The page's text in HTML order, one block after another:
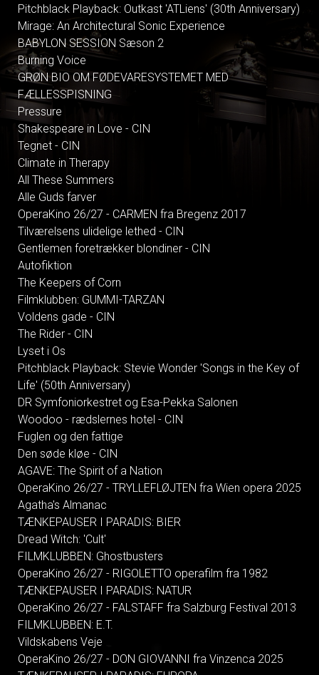
Pitchblack Playback: Outkast 'ATLiens' (30th Anniversary)
Mirage: An Architectural Sonic Experience
BABYLON SESSION Sæson 2
Burning Voice
GRØN BIO OM FØDEVARESYSTEMET MED
FÆLLESSPISNING
Pressure
Shakespeare in Love - CIN
Tegnet - CIN
Climate in Therapy
All These Summers
Alle Guds farver
OperaKino 26/27 - CARMEN fra Bregenz 2017
Tilværelsens ulidelige lethed - CIN
Gentlemen foretrækker blondiner - CIN
Autofiktion
The Keepers of Corn
Filmklubben: GUMMI-TARZAN
Voldens gade - CIN
The Rider - CIN
Lyset i Os
Pitchblack Playback: Stevie Wonder 'Songs in the Key of
Life' (50th Anniversary)
DR Symfoniorkestret og Esa-Pekka Salonen
Woodoo - rædslernes hotel - CIN
Fuglen og den fattige
Den søde kløe - CIN
AGAVE: The Spirit of a Nation
OperaKino 26/27 - TRYLLEFLØJTEN fra Wien opera 2025
Agatha's Almanac
TÆNKEPAUSER I PARADIS: BIER
Dread Witch: 'Cult'
FILMKLUBBEN: Ghostbusters
OperaKino 26/27 - RIGOLETTO operafilm fra 1982
TÆNKEPAUSER I PARADIS: NATUR
OperaKino 26/27 - FALSTAFF fra Salzburg Festival 2013
FILMKLUBBEN: E.T.
Vildskabens Veje
OperaKino 26/27 - DON GIOVANNI fra Vinzenca 2025